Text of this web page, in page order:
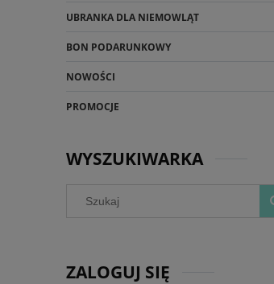
UBRANKA DLA NIEMOWLĄT
BON PODARUNKOWY
NOWOŚCI
PROMOCJE
WYSZUKIWARKA
ZALOGUJ SIĘ